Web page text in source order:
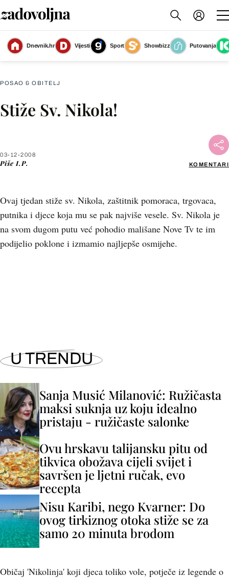
Dnevnik.hr Vijesti Sport Showbizz
Putovanja
Slika nije dostupna
POSAO & OBITELJ
Stiže Sv. Nikola!
03-12-2008
Piše I.P. KOMENTARI
Ovaj tjedan stiže sv. Nikola, zaštitnik pomoraca, trgovaca,
putnika i djece koja mu se pak najviše vesele. Sv. Nikola je
na svom dugom putu već pohodio mališane Nove Tv te im
podijelio poklone i izmamio najljepše osmijehe.
Facebook
U TRENDU
Sanja Musić Milanović: Ružičasta
maksi suknja uz koju idealno
pristaju - ružičaste salonke
Ovu hrskavu talijansku pitu od
tikvica obožava cijeli svijet i
savršen je ljetni ručak, evo
recepta
Nisu Karibi, nego Kvarner: Do
ovog tirkiznog otoka stiže se za
samo 20 minuta brodom
Običaj 'Nikolinja' koji djeca toliko vole, potječe iz legende o